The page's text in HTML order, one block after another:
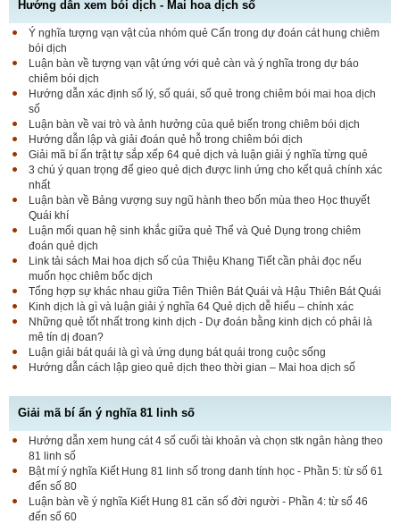
Hướng dẫn xem bói dịch - Mai hoa dịch số
Ý nghĩa tượng vạn vật của nhóm quẻ Cấn trong dự đoán cát hung chiêm
bói dịch
Luận bàn về tượng vạn vật ứng với quẻ càn và ý nghĩa trong dự báo
chiêm bói dịch
Hướng dẫn xác định số lý, số quái, số quẻ trong chiêm bói mai hoa dịch
số
Luận bàn về vai trò và ảnh hưởng của quẻ biến trong chiêm bói dịch
Hướng dẫn lập và giải đoán quẻ hỗ trong chiêm bói dịch
Giải mã bí ấn trật tự sắp xếp 64 quẻ dịch và luận giải ý nghĩa từng quẻ
3 chú ý quan trọng để gieo quẻ dịch được linh ứng cho kết quả chính xác
nhất
Luận bàn về Bảng vượng suy ngũ hành theo bốn mùa theo Học thuyết
Quái khí
Luận mối quan hệ sinh khắc giữa quẻ Thể và Quẻ Dụng trong chiêm
đoán quẻ dịch
Link tải sách Mai hoa dịch số của Thiệu Khang Tiết cần phải đọc nếu
muốn học chiêm bốc dịch
Tổng hợp sự khác nhau giữa Tiên Thiên Bát Quái và Hậu Thiên Bát Quái
Kinh dịch là gì và luận giải ý nghĩa 64 Quẻ dịch dễ hiểu – chính xác
Những quẻ tốt nhất trong kinh dịch - Dự đoán bằng kinh dịch có phải là
mê tín dị đoan?
Luận giải bát quái là gì và ứng dụng bát quái trong cuộc sống
Hướng dẫn cách lập gieo quẻ dịch theo thời gian – Mai hoa dịch số
Giải mã bí ẩn ý nghĩa 81 linh số
Hướng dẫn xem hung cát 4 số cuối tài khoản và chọn stk ngân hàng theo
81 linh số
Bật mí ý nghĩa Kiết Hung 81 linh số trong danh tính học - Phần 5: từ số 61
đến số 80
Luận bàn về ý nghĩa Kiết Hung 81 căn số đời người - Phần 4: từ số 46
đến số 60